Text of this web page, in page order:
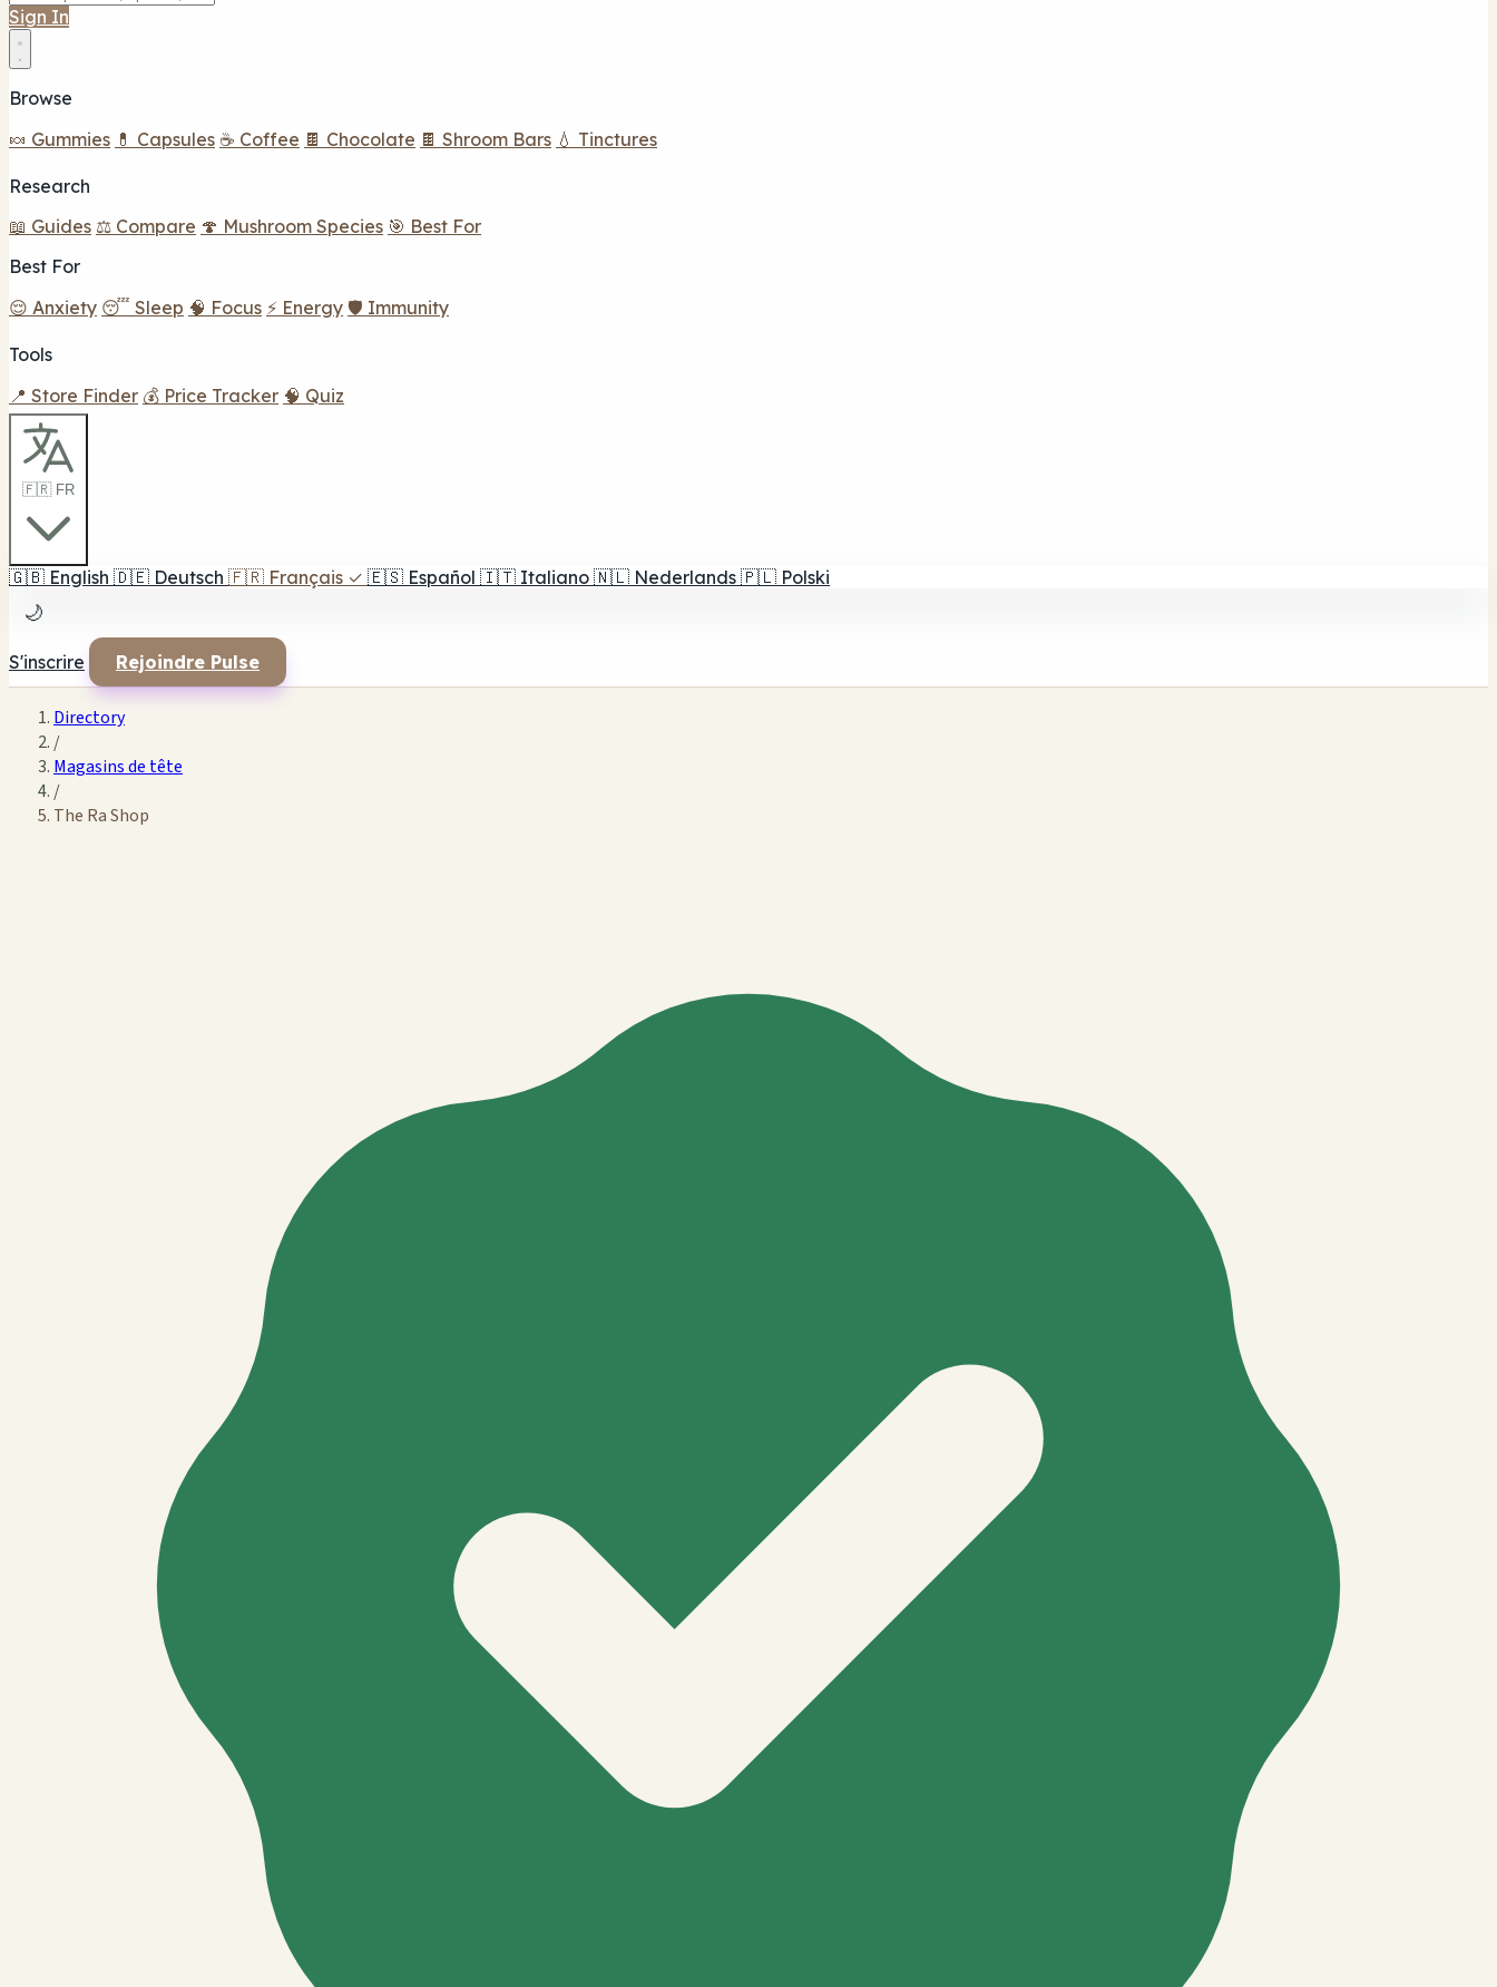
Sign In
Browse
🍬 Gummies 💊 Capsules ☕ Coffee 🍫 Chocolate 🍫 Shroom Bars 💧 Tinctures
Research
📖 Guides ⚖️ Compare 🍄 Mushroom Species 🎯 Best For
Best For
😌 Anxiety 😴 Sleep 🧠 Focus ⚡ Energy 🛡️ Immunity
Tools
📍 Store Finder 💰 Price Tracker 🧠 Quiz
🇫🇷 FR
🇬🇧 English 🇩🇪 Deutsch 🇫🇷 Français ✓ 🇪🇸 Español 🇮🇹 Italiano 🇳🇱 Nederlands 🇵🇱 Polski
🌙
S'inscrire Rejoindre Pulse
Directory
/
Magasins de tête
/
The Ra Shop